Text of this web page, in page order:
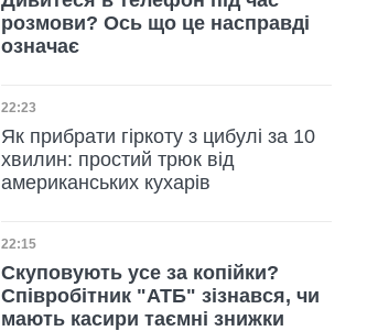
розмови? Ось що це насправді
означає
Дата публікації
22:23
Як прибрати гіркоту з цибулі за 10
хвилин: простий трюк від
американських кухарів
Дата публікації
22:15
Скуповують усе за копійки?
Співробітник "АТБ" зізнався, чи
мають касири таємні знижки